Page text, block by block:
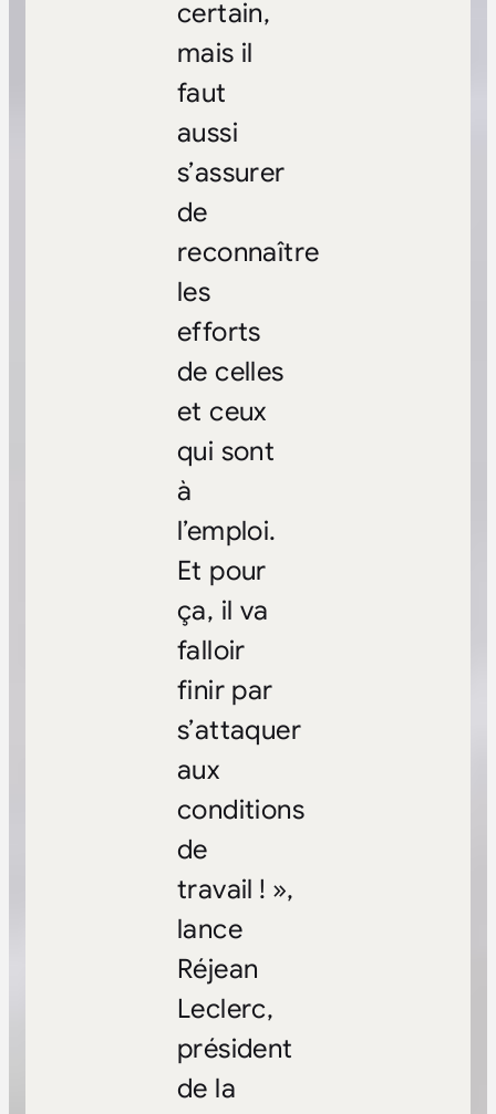
certain,
mais il
faut
aussi
s’assurer
de
reconnaître
les
efforts
de celles
et ceux
qui sont
à
l’emploi.
Et pour
ça, il va
falloir
finir par
s’attaquer
aux
conditions
de
travail ! »,
lance
Réjean
Leclerc,
président
de la